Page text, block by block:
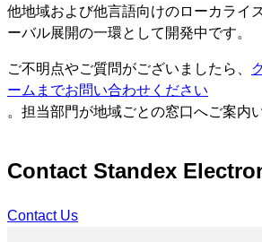
他地域および他言語向けのローカライ
ーバル展開の一環として開発中です。
ご不明点やご質問がございましたら、
ームまでお問い合わせください
。担当部門が地域ごとの窓口へご案内
Contact Standex
Contact Us